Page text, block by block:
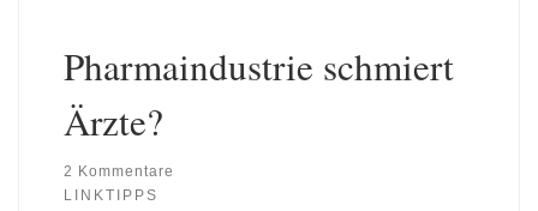
Pharmaindustrie schmiert
Ärzte?
2 Kommentare
LINKTIPPS